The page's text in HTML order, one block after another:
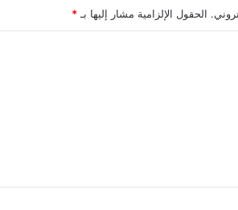
الحقول الإلزامية مشار إليها بـ *